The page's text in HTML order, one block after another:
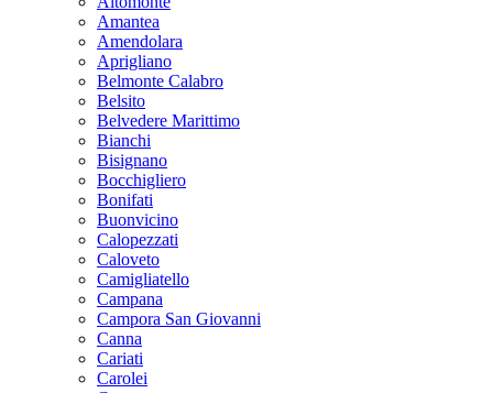
Amantea
Amendolara
Aprigliano
Belmonte Calabro
Belsito
Belvedere Marittimo
Bianchi
Bisignano
Bocchigliero
Bonifati
Buonvicino
Calopezzati
Caloveto
Camigliatello
Campana
Campora San Giovanni
Canna
Cariati
Carolei